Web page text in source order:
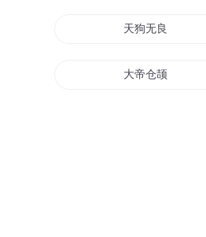
天狗无良
大帝仓颉